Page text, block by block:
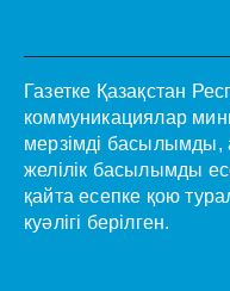
Газетке Қазақстан
коммуникациялар
мерзімді басылымды,
желілік басылымды
қайта есепке қою
куәлігі берілген.